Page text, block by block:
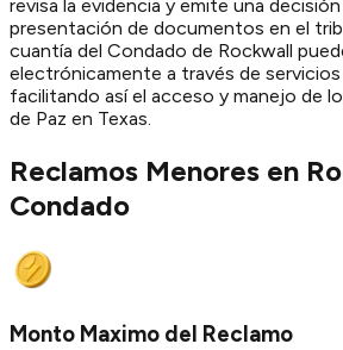
revisa la evidencia y emite una
presentación de documentos en el
cuantía del Condado de Rockwall
electrónicamente a través de servicios
facilitando así el acceso y manejo de
de Paz en Texas.
Reclamos Menores en
Condado
Monto Maximo del Reclamo